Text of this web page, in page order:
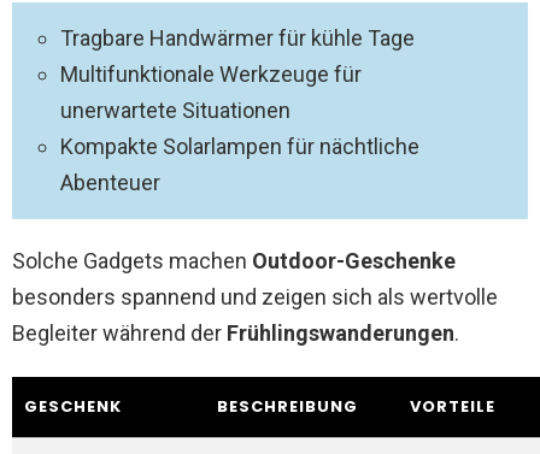
Tragbare Handwärmer für kühle Tage
Multifunktionale Werkzeuge für
unerwartete Situationen
Kompakte Solarlampen für nächtliche
Abenteuer
Solche Gadgets machen Outdoor-Geschenke
besonders spannend und zeigen sich als wertvolle
Begleiter während der Frühlingswanderungen.
GESCHENK BESCHREIBUNG VORTEILE